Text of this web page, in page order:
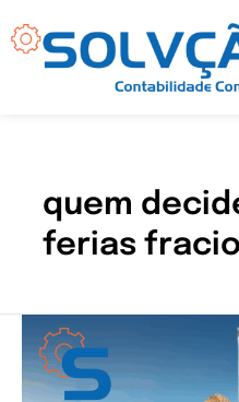
para
quem
ferias
Entenda
como